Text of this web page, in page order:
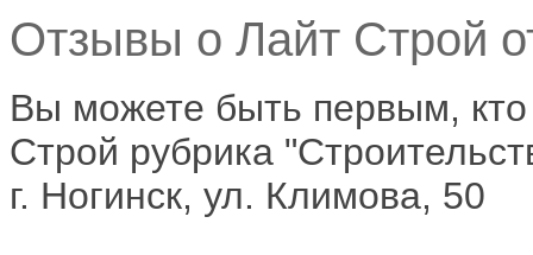
Отзывы о Лайт Строй
Вы можете быть первым,
Строй рубрика
г. Ногинск, ул. Климова, 50